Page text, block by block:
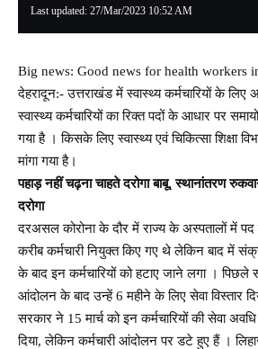
Last updated: 27/Mar/2023 10:52 AM
Big news: Good news for health workers
देहरादून:- उत्तराखंड में स्वास्थ्य कर्मचारियों के
स्वास्थ्य कर्मचारियों का रिक्त पदों के आधार पर
गया है । किसके लिए स्वास्थ्य एवं चिकित्सा शिक्षा
मांगा गया है।
पहाड़ नहीं चढ़ना चाहते दरोगा बाबू, स्थानांतरण
दरोगा
दरअसल कोरोना के दौर में राज्य के अस्पतालों में पद
करीब कर्मचारी नियुक्त किए गए थे लेकिन बाद में
के बाद इन कर्मचारियों को हटाए जाने लगा । पिछले
आंदोलन के बाद उन्हें 6 महीने के लिए सेवा विस्तार
सरकार ने 15 मार्च को इन कर्मचारियों की सेवा
दिया, लेकिन कर्मचारी आंदोलन पर डटे हुए हैं ।